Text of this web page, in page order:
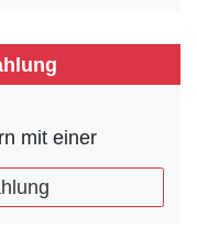
mit einer